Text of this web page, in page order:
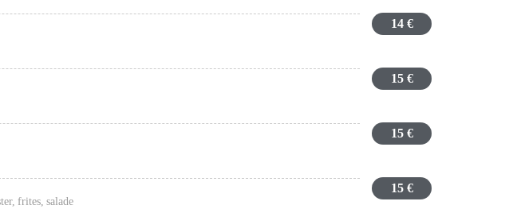
14 €
15 €
15 €
frites, salade
15 €